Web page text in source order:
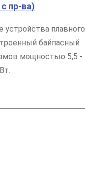
пр-ва)
устройства плавного
байпасный
мощностью 5,5 -